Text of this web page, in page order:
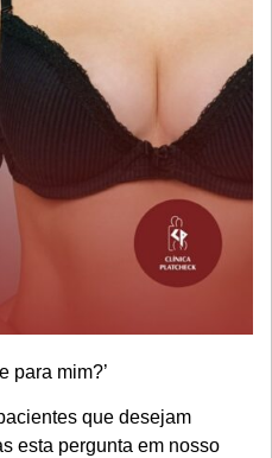
para mim?’
que desejam
esta pergunta em nosso